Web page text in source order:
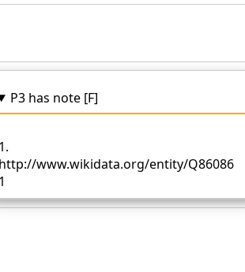
P3 has note [F]
1.
http://www.wikidata.org/entity/Q86086
1